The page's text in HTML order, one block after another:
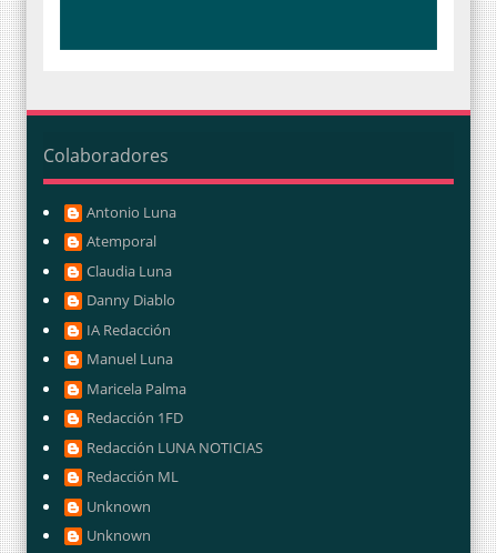
Colaboradores
Antonio Luna
Atemporal
Claudia Luna
Danny Diablo
IA Redacción
Manuel Luna
Maricela Palma
Redacción 1FD
Redacción LUNA NOTICIAS
Redacción ML
Unknown
Unknown